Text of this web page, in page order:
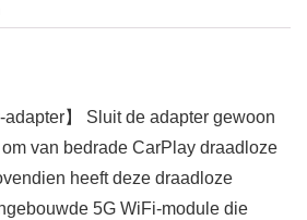
adapter】 Sluit de adapter gewoon
van bedrade CarPlay draadloze
heeft deze draadloze
5G WiFi-module die